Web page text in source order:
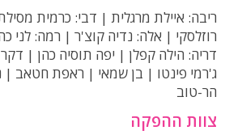
ריבה: איילת מרגלית | דבי: כרמית
רוזלסקי | אלה: נדיה קוצ'ר | רמה: לני
דריה: הילה קפלן | יפה תוסיה כהן |
ג'רמי פינטו | בן שמאי | ראפת חטאב
הר-טוב
צוות ההפקה